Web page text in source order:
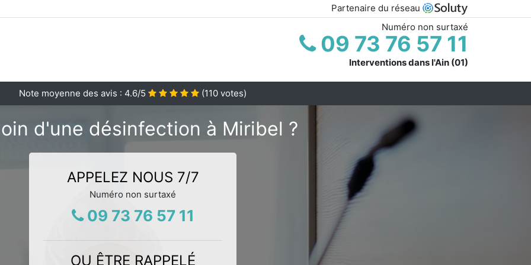
Partenaire du réseau
Numéro non surtaxé
09 73 76 57 11
Interventions dans l'Ain (01)
Note moyenne des avis : 4.6/5 (110 votes)
d'une désinfection à Miribel ?
APPELEZ NOUS 7/7
Numéro non surtaxé
09 73 76 57 11
OU ÊTRE RAPPELÉ